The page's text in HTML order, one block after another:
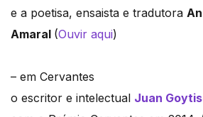
e a poetisa, ensaista e tradutora
Amaral (Ouvir aqui)
– em Cervantes
o escritor e intelectual Juan